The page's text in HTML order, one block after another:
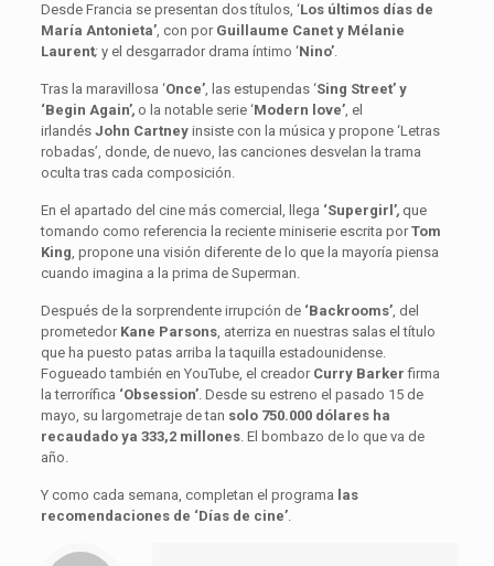
Desde Francia se presentan dos títulos, ‘Los últimos días de
María Antonieta’, con por Guillaume Canet y Mélanie
Laurent; y el desgarrador drama íntimo ‘Nino’.
Tras la maravillosa ‘Once’, las estupendas ‘Sing Street’ y
‘Begin Again’,o la notable serie ‘Modern love’, el
irlandés John Cartneyinsiste con la música y propone ‘Letras
robadas’, donde, de nuevo, las canciones desvelan la trama
oculta tras cada composición.
En el apartado del cine más comercial, llega ‘Supergirl’,que
tomando como referencia la reciente miniserie escrita porTom
King, propone una visión diferente de lo que la mayoría piensa
cuando imagina a la prima de Superman.
Después de la sorprendente irrupción de ‘Backrooms’, del
prometedor Kane Parsons, aterriza en nuestras salas el título
que ha puesto patas arriba la taquilla estadounidense.
Fogueado también en YouTube, el creador Curry Barker firma
la terrorífica ‘Obsession’. Desde su estreno el pasado 15 de
mayo, su largometraje de tan solo 750.000 dólares ha
recaudado ya 333,2 millones. El bombazo de lo que va de
año.
Y como cada semana, completan el programa las
recomendaciones de ‘Días de cine’.